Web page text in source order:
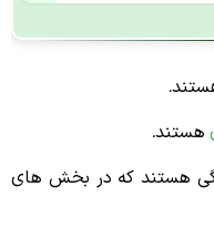
هستند.
هستند که در بخش های